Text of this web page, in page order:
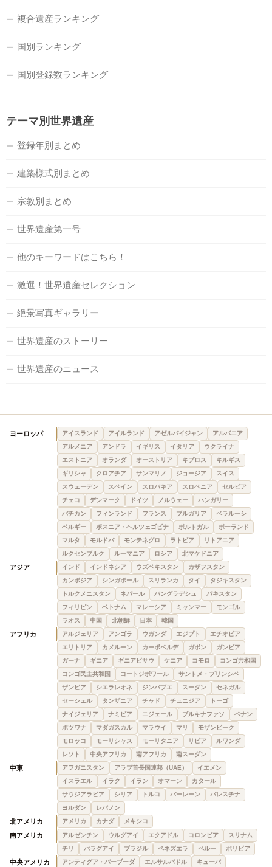
複合遺産ランキング
国別ランキング
国別登録数ランキング
テーマ別世界遺産
登録年別まとめ
建築様式別まとめ
宗教別まとめ
世界遺産第一号
他のキーワードはこちら！
激選！世界遺産セレクション
絶景写真ギャラリー
世界遺産のストーリー
世界遺産のニュース
ヨーロッパ アイスランド アイルランド アゼルバイジャン
アルバニア
アルメニア
アンドラ イギリス イタリア
ウクライナ
エストニア
オランダ オーストリア キプロス
キルギス
ギリシャ
クロアチア サンマリノ ジョージア
スイス
スウェーデン
スペイン スロバキア スロベニア
セルビア
チェコ
デンマーク ドイツ ノルウェー
ハンガリー
バチカン
フィンランド フランス ブルガリア
ベラルーシ
ベルギー
ボスニア・ヘルツェゴビナ ポルトガル
ポーランド
マルタ
モルドバ モンテネグロ ラトビア
リトアニア
ルクセンブルク
ルーマニア ロシア 北マケドニア
アジア インド インドネシア ウズベキスタン
カザフスタン
カンボジア
シンガポール スリランカ タイ
タジキスタン
トルクメニスタン
ネパール バングラデシュ
パキスタン
フィリピン
ベトナム マレーシア ミャンマー
モンゴル
ラオス
中国 北朝鮮 日本 韓国
アフリカ アルジェリア アンゴラ ウガンダ エジプト
エチオピア
エリトリア
カメルーン カーボベルデ ガボン
ガンビア
ガーナ
ギニア ギニアビサウ ケニア コモロ
コンゴ共和国
コンゴ民主共和国
コートジボワール
サントメ・プリンシペ
ザンビア
シエラレオネ ジンバブエ スーダン
セネガル
セーシェル
タンザニア チャド チュニジア
トーゴ
ナイジェリア
ナミビア ニジェール ブルキナファソ
ベナン
ボツワナ
マダガスカル マラウイ マリ
モザンビーク
モロッコ
モーリシャス モーリタニア リビア
ルワンダ
レソト
中央アフリカ 南アフリカ 南スーダン
中東 アフガニスタン アラブ首長国連邦（UAE）
イエメン
イスラエル
イラク イラン オマーン
カタール
サウジアラビア
シリア トルコ バーレーン
パレスチナ
ヨルダン
レバノン
北アメリカ アメリカ カナダ メキシコ
南アメリカ アルゼンチン ウルグアイ エクアドル コロンビア
スリナム
チリ
パラグアイ ブラジル ベネズエラ ペルー ボリビア
中央アメリカ アンティグア・バーブーダ エルサルバドル キューバ